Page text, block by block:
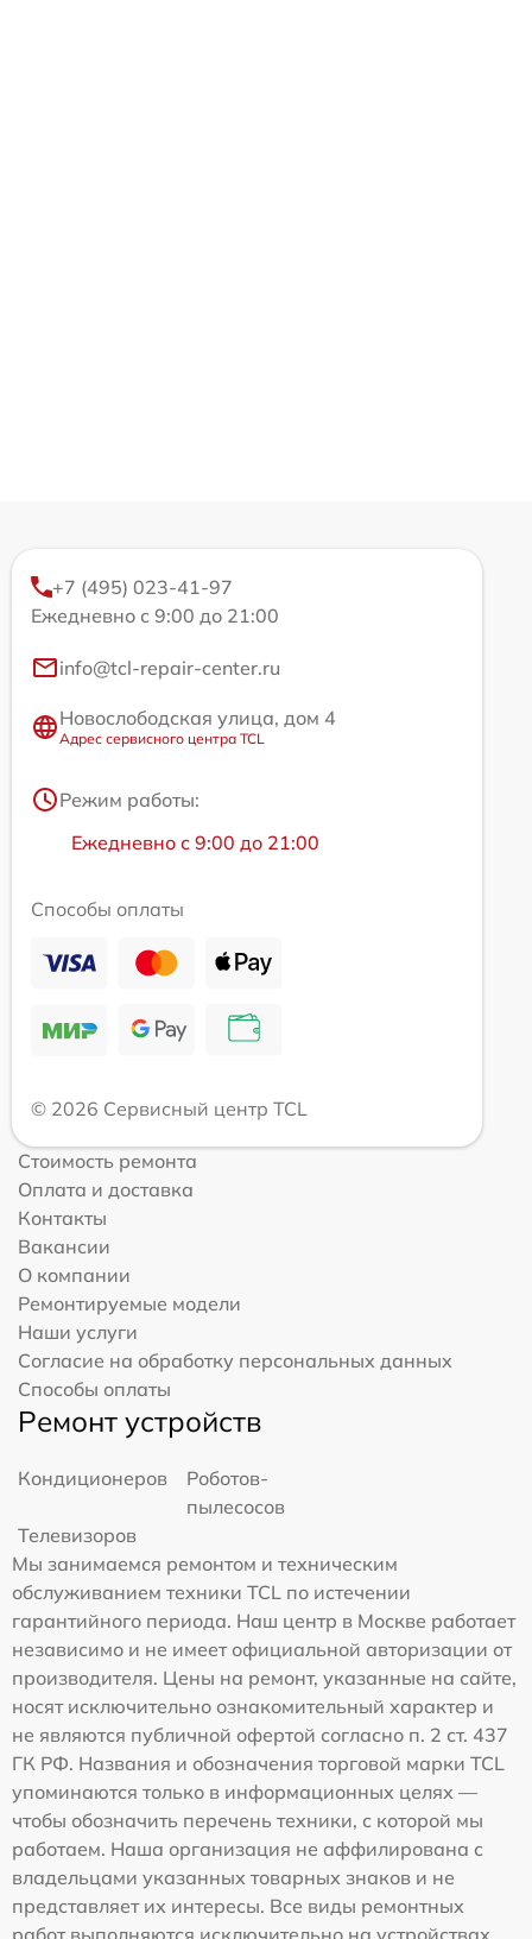
+7 (495) 023-41-97
Ежедневно с 9:00 до 21:00
info@tcl-repair-center.ru
Новослободская улица, дом 4
Адрес сервисного центра TCL
Режим работы:
Ежедневно с 9:00 до 21:00
Способы оплаты
© 2026 Сервисный центр TCL
Стоимость ремонта
Оплата и доставка
Контакты
Вакансии
О компании
Ремонтируемые модели
Наши услуги
Согласие на обработку персональных данных
Способы оплаты
Ремонт устройств
Кондиционеров
Роботов-
пылесосов
Телевизоров
Мы занимаемся ремонтом и техническим
обслуживанием техники TCL по истечении
гарантийного периода. Наш центр в Москве работает
независимо и не имеет официальной авторизации от
производителя. Цены на ремонт, указанные на сайте,
носят исключительно ознакомительный характер и
не являются публичной офертой согласно п. 2 ст. 437
ГК РФ. Названия и обозначения торговой марки TCL
упоминаются только в информационных целях —
чтобы обозначить перечень техники, с которой мы
работаем. Наша организация не аффилирована с
владельцами указанных товарных знаков и не
представляет их интересы. Все виды ремонтных